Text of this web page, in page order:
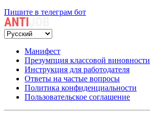
Пишите в телеграм бот
Манифест
Презумпция классовой виновности
Инструкция для работодателя
Ответы на частые вопросы
Политика конфиденциальности
Пользовательское соглашение